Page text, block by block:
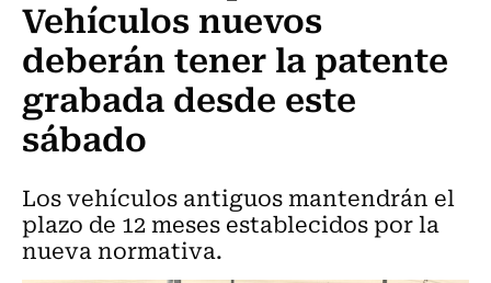
Vehículos nuevos
deberán tener la patente
grabada desde este
sábado
Los vehículos antiguos mantendrán el
plazo de 12 meses establecidos por la
nueva normativa.